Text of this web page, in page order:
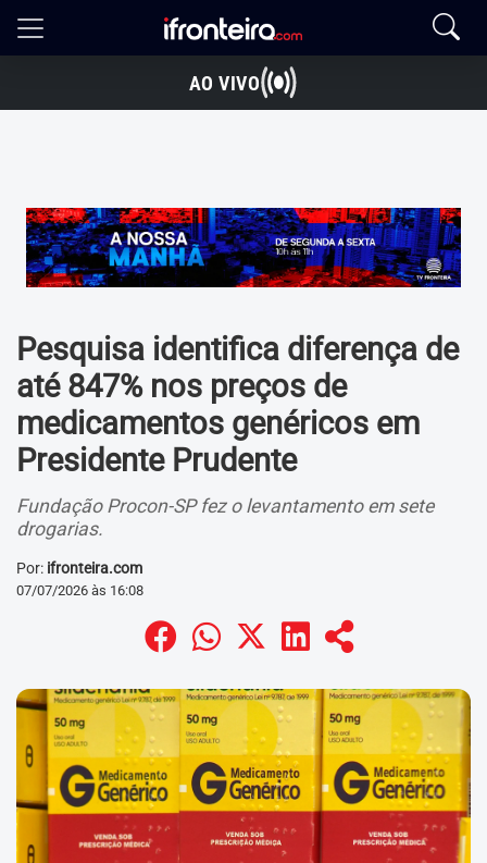
AO VIVO
Pesquisa identifica diferença de
até 847% nos preços de
medicamentos genéricos em
Presidente Prudente
Fundação Procon-SP fez o levantamento em sete
drogarias.
Por: ifronteira.com
07/07/2026 às 16:08